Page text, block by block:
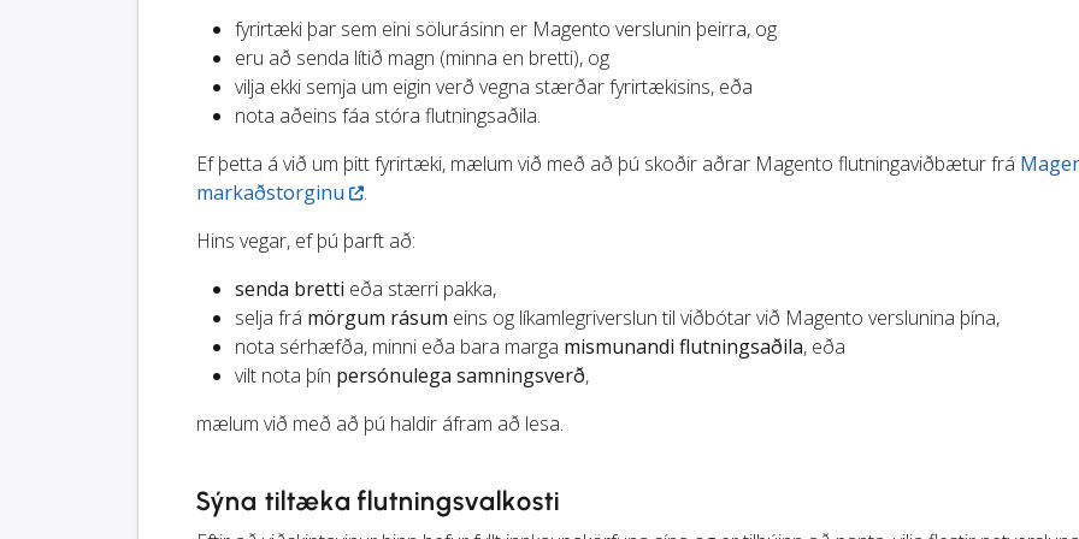
fyrirtæki þar sem eini sölurásinn er Magento verslunin þeirra, og
eru að senda lítið magn (minna en bretti), og
vilja ekki semja um eigin verð vegna stærðar fyrirtækisins, eða
nota aðeins fáa stóra flutningsaðila.
Ef þetta á við um þitt fyrirtæki, mælum við með að þú skoðir aðrar Magento flutningaviðbætur frá
markaðstorginu
.
Hins vegar, ef þú þarft að:
senda bretti eða stærri pakka,
selja frá mörgum rásum eins og líkamlegriverslun til viðbótar við Magento verslunina þína,
nota sérhæfða, minni eða bara marga mismunandi flutningsaðila, eða
vilt nota þín persónulega samningsverð,
mælum við með að þú haldir áfram að lesa.
Sýna tiltæka flutningsvalkosti